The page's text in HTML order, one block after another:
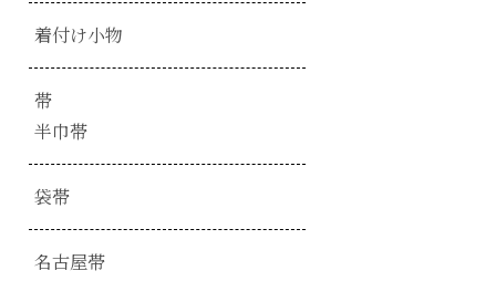
着付け小物
帯
半巾帯
袋帯
名古屋帯